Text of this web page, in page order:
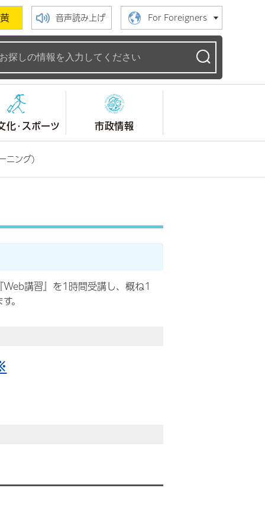
黄 音声読み上げ For Foreigners
化・スポーツ 市政情報
ニング)
Web講習』を1時間受講し、概ね1
。